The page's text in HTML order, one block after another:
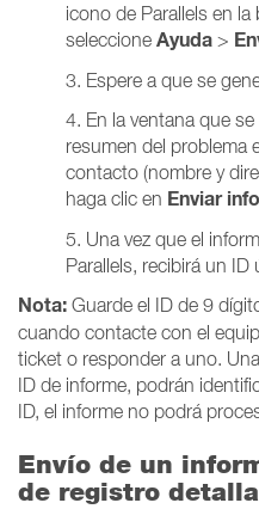
icono de Parallels en
seleccione Ayuda >
3. Espere a que se
4. En la ventana que
resumen del problema
contacto (nombre y
haga clic en Enviar
5. Una vez que el
Parallels, recibirá un
Nota: Guarde el ID de 9
cuando contacte con el
ticket o responder a uno.
ID de informe, podrán
ID, el informe no podrá
Envío de un
de registro